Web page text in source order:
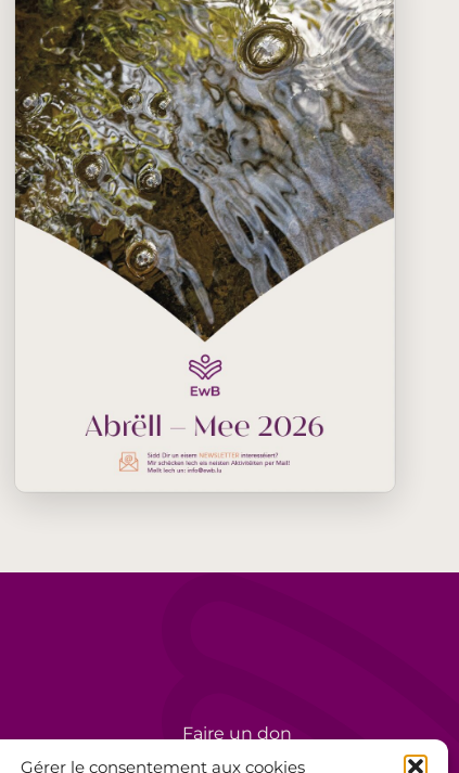
Gérer le consentement aux cookies
Faire un don
Bénévolat